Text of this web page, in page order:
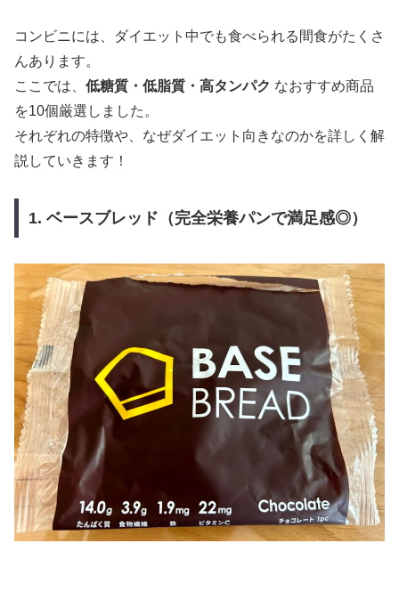
コンビニには、ダイエット中でも食べられる間食がたくさ
んあります。
ここでは、 低糖質・低脂質・高タンパク なおすすめ商品
を10個厳選しました。
それぞれの特徴や、なぜダイエット向きなのかを詳しく解
説していきます！
1. ベースブレッド（完全栄養パンで満足感◎）